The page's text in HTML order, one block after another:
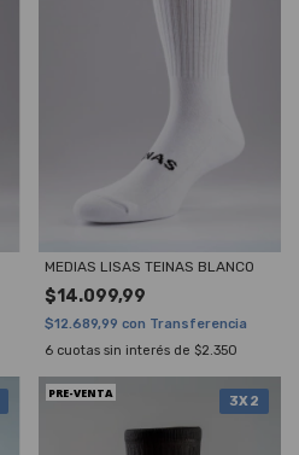
MEDIAS LISAS TEINAS BLANCO
$14.099,99
$12.689,99 con Transferencia
6 cuotas sin interés de $2.350
3X2
PRE-VENTA